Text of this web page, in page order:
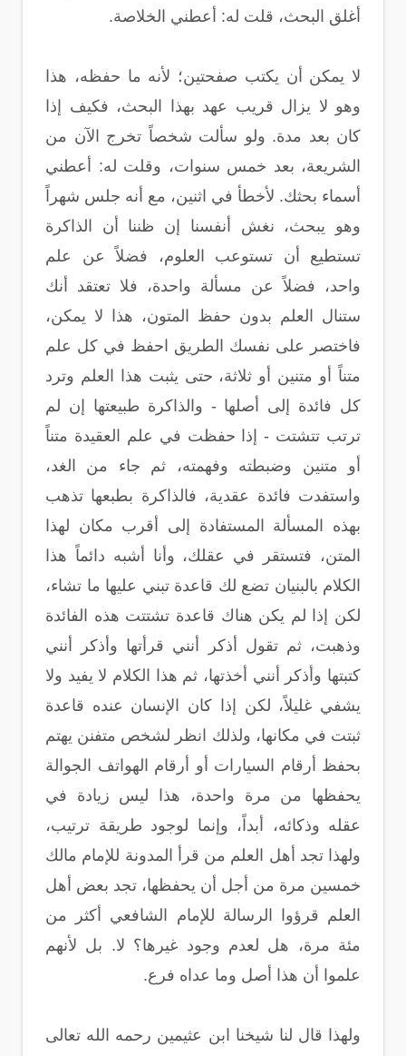
أغلق البحث، قلت له: أعطني الخلاصة.
لا يمكن أن يكتب صفحتين؛ لأنه ما حفظه، هذا
وهو لا يزال قريب عهد بهذا البحث، فكيف إذا
كان بعد مدة. ولو سألت شخصاً تخرج الآن من
الشريعة، بعد خمس سنوات، وقلت له: أعطني
أسماء بحثك. لأخطأ في اثنين، مع أنه جلس شهراً
وهو يبحث، نغش أنفسنا إن ظننا أن الذاكرة
تستطيع أن تستوعب العلوم، فضلاً عن علم
واحد، فضلاً عن مسألة واحدة، فلا تعتقد أنك
ستنال العلم بدون حفظ المتون، هذا لا يمكن،
فاختصر على نفسك الطريق احفظ في كل علم
متناً أو متنين أو ثلاثة، حتى يثبت هذا العلم وترد
كل فائدة إلى أصلها - والذاكرة طبيعتها إن لم
ترتب تتشتت - إذا حفظت في علم العقيدة متناً
أو متنين وضبطته وفهمته، ثم جاء من الغد،
واستفدت فائدة عقدية، فالذاكرة بطبعها تذهب
بهذه المسألة المستفادة إلى أقرب مكان لهذا
المتن، فتستقر في عقلك، وأنا أشبه دائماً هذا
الكلام بالبنيان تضع لك قاعدة تبني عليها ما تشاء،
لكن إذا لم يكن هناك قاعدة تشتتت هذه الفائدة
وذهبت، ثم تقول أذكر أنني قرأتها وأذكر أنني
كتبتها وأذكر أنني أخذتها، ثم هذا الكلام لا يفيد ولا
يشفي غليلاً، لكن إذا كان الإنسان عنده قاعدة
ثبتت في مكانها، ولذلك انظر لشخص متفنن يهتم
بحفظ أرقام السيارات أو أرقام الهواتف الجوالة
يحفظها من مرة واحدة، هذا ليس زيادة في
عقله وذكائه، أبداً، وإنما لوجود طريقة ترتيب،
ولهذا تجد أهل العلم من قرأ المدونة للإمام مالك
خمسين مرة من أجل أن يحفظها، تجد بعض أهل
العلم قرؤوا الرسالة للإمام الشافعي أكثر من
مئة مرة، هل لعدم وجود غيرها؟ لا. بل لأنهم
علموا أن هذا أصل وما عداه فرع.
ولهذا قال لنا شيخنا ابن عثيمين رحمه الله تعالى